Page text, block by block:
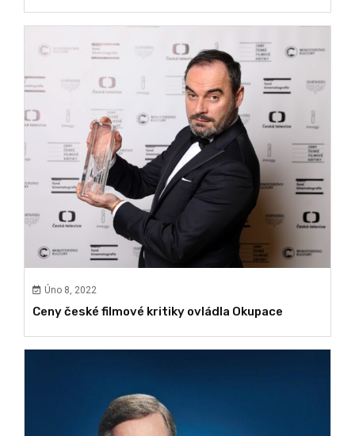
Úno 8, 2022
Ceny české filmové kritiky ovládla Okupace